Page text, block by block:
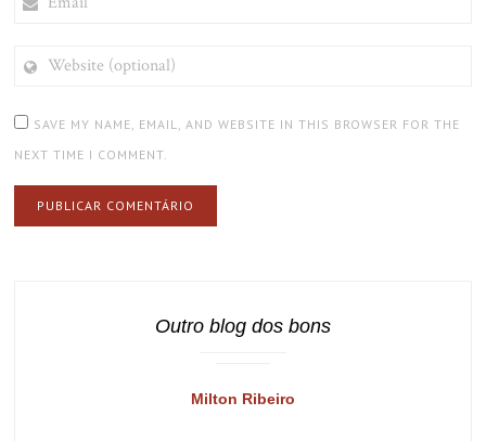
(OPTIONAL)
SAVE MY NAME, EMAIL, AND WEBSITE IN THIS BROWSER FOR THE
NEXT TIME I COMMENT.
Outro blog dos bons
Milton Ribeiro